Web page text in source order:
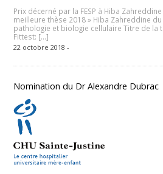
Prix décerné par la FESP à Hiba
meilleure thèse 2018 » Hiba Zahreddine
pathologie et biologie cellulaire Titre de la
Fittest: […]
22 octobre 2018 -
Nomination du Dr Alexandre Dubrac